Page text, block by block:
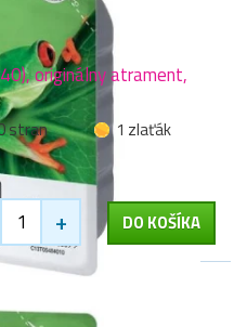
originálny atrament,
stran
1 zlaťák
+ DO KOŠÍKA